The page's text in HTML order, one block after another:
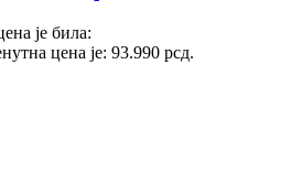
је била:
цена је: 93.990 рсд.